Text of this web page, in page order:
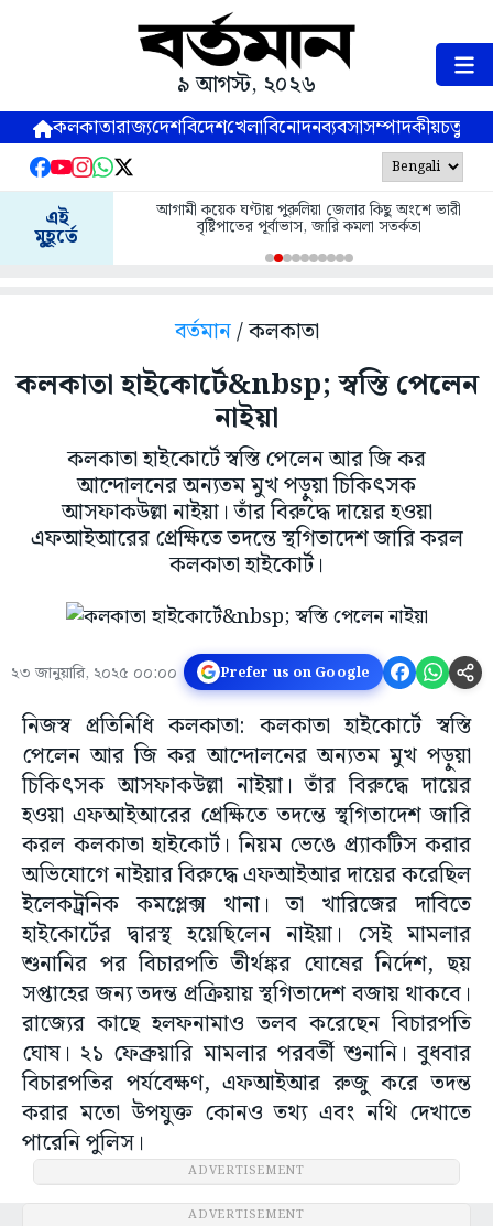
৯ আগস্ট, ২০২৬
কলকাতারাজ্যদেশবিদেশখেলাবিনোদনব্যবসাসম্পাদকীয়
এই
মুহূর্তে
আগামী কয়েক ঘণ্টায় পুরুলিয়া জেলার কিছু অংশে ভারী
বৃষ্টিপাতের পূর্বাভাস, জারি কমলা সতর্কতা
বর্তমান/ কলকাতা
কলকাতা হাইকোর্টে&nbsp; স্বস্তি পেলেন
নাইয়া
কলকাতা হাইকোর্টে স্বস্তি পেলেন আর জি কর
আন্দোলনের অন্যতম মুখ পড়ুয়া চিকিৎসক
আসফাকউল্লা নাইয়া। তাঁর বিরুদ্ধে দায়ের হওয়া
এফআইআরের প্রেক্ষিতে তদন্তে স্থগিতাদেশ জারি করল
কলকাতা হাইকোর্ট।
২৩ জানুয়ারি, ২০২৫ ০০:০০ Prefer us on Google
নিজস্ব প্রতিনিধি কলকাতা: কলকাতা হাইকোর্টে স্বস্তি
পেলেন আর জি কর আন্দোলনের অন্যতম মুখ পড়ুয়া
চিকিৎসক আসফাকউল্লা নাইয়া। তাঁর বিরুদ্ধে দায়ের
হওয়া এফআইআরের প্রেক্ষিতে তদন্তে স্থগিতাদেশ জারি
করল কলকাতা হাইকোর্ট। নিয়ম ভেঙে প্র্যাকটিস করার
অভিযোগে নাইয়ার বিরুদ্ধে এফআইআর দায়ের করেছিল
ইলেকট্রনিক কমপ্লেক্স থানা। তা খারিজের দাবিতে
হাইকোর্টের দ্বারস্থ হয়েছিলেন নাইয়া। সেই মামলার
শুনানির পর বিচারপতি তীর্থঙ্কর ঘোষের নির্দেশ, ছয়
সপ্তাহের জন্য তদন্ত প্রক্রিয়ায় স্থগিতাদেশ বজায় থাকবে।
রাজ্যের কাছে হলফনামাও তলব করেছেন বিচারপতি
ঘোষ। ২১ ফেব্রুয়ারি মামলার পরবর্তী শুনানি। বুধবার
বিচারপতির পর্যবেক্ষণ, এফআইআর রুজু করে তদন্ত
করার মতো উপযুক্ত কোনও তথ্য এবং নথি দেখাতে
পারেনি পুলিস।
ADVERTISEMENT
ADVERTISEMENT